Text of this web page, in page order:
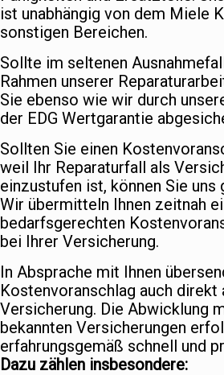
ist unabhängig von dem Miele
sonstigen Bereichen.
Sollte im seltenen
Rahmen unserer
Sie ebenso wie wir durch
der EDG Wertgarantie
Sollten Sie einen
weil Ihr Reparaturfall als
einzustufen ist, können Sie uns
Wir übermitteln Ihnen zeitnah
bedarfsgerechten
bei Ihrer Versicherung.
In Absprache mit Ihnen
Kostenvoranschlag auch direkt
Versicherung. Die Abwicklung
bekannten Versicherungen
erfahrungsgemäß schnell und
Dazu zählen insbesondere: